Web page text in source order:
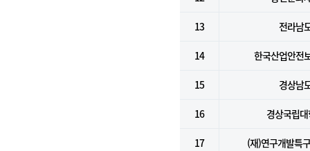
13 전라남
14 한국산업안전
15 경상남
16 경상국립
17 (재)연구개발특